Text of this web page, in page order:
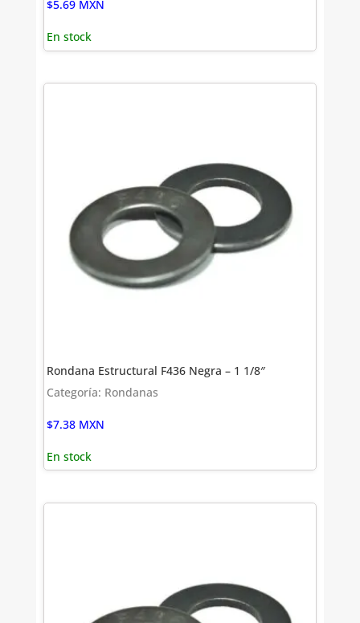
$5.69 MXN
En stock
Rondana Estructural F436 Negra – 1 1/8″
Categoría: Rondanas
$7.38 MXN
En stock